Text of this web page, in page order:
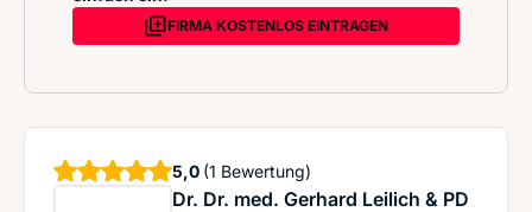
FIRMA KOSTENLOS EINTRAGEN
Dr. Dr. med. Gerhard Leilich & PD
5,0 Sterne
(1 Bewertung)